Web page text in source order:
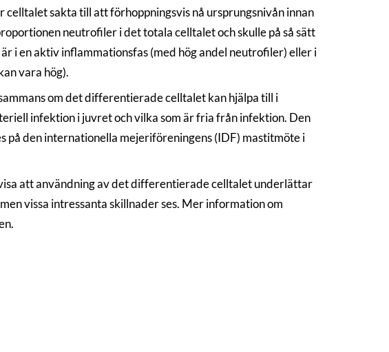
sakta till att förhoppningsvis nå ursprungsnivån innan
neutrofiler i det totala celltalet och skulle på så sätt
i en aktiv inflammationsfas (med hög andel neutrofiler) eller i
vara hög).
om det differentierade celltalet kan hjälpa till i
infektion i juvret och vilka som är fria från infektion. Den
på den internationella mejeriföreningens (IDF) mastitmöte i
att användning av det differentierade celltalet underlättar
vissa intressanta skillnader ses. Mer information om